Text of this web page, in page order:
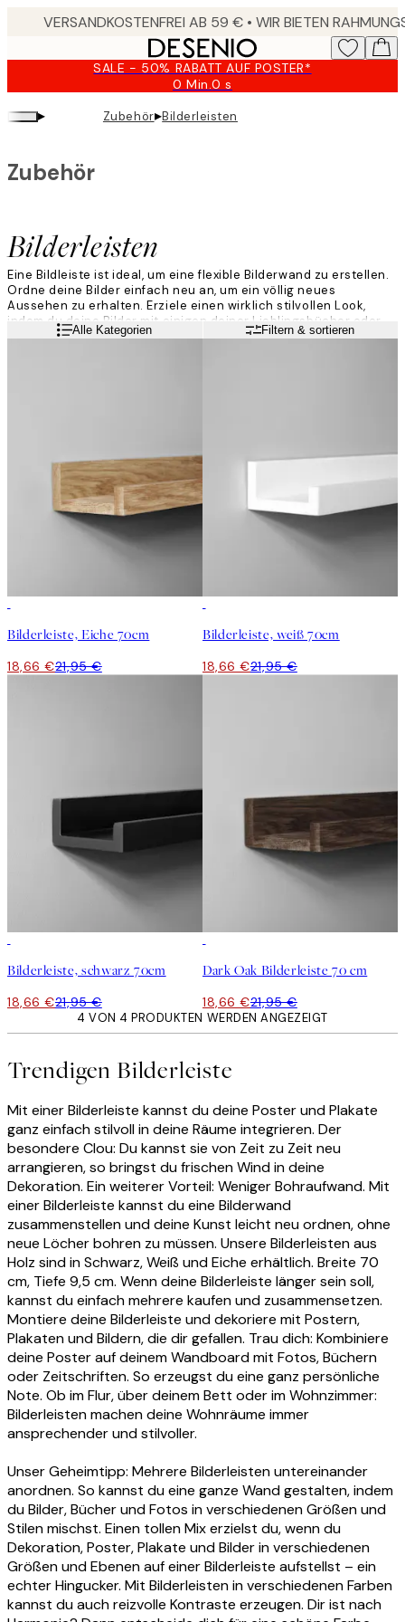
SALE - 50% RABATT AUF POSTER*
0 Min.0 s
Gültig
bis:
2026-
▸ Zubehör▸Bilderleisten
Bilderleisten
Zubehör
Eine Bildleiste ist ideal, um eine flexible Bilderwand zu erstellen.
Ordne deine Bilder einfach neu an, um ein völlig neues
Aussehen zu erhalten. Erziele einen wirklich stilvollen Look,
indem du deine Bilder mit einigen deiner Lieblingsbücher oder
Zeitungen kombinierst. In der Küche beispielsweise kannst du
WeiterlesenAlle Kategorien Filtern & sortieren
Bilderleiste, Eiche 70cm
18,66 €21,95 €
Bilderleiste, weiß 70cm
18,66 €21,95 €
Bilderleiste, schwarz 70cm
18,66 €21,95 €
Dark Oak Bilderleiste 70 cm
18,66 €21,95 €
4 VON 4 PRODUKTEN WERDEN ANGEZEIGT
Trendigen Bilderleiste
Mit einer Bilderleiste kannst du deine Poster und Plakate
ganz einfach stilvoll in deine Räume integrieren. Der
besondere Clou: Du kannst sie von Zeit zu Zeit neu
arrangieren, so bringst du frischen Wind in deine
Dekoration. Ein weiterer Vorteil: Weniger Bohraufwand. Mit
einer Bilderleiste kannst du eine Bilderwand
zusammenstellen und deine Kunst leicht neu ordnen, ohne
neue Löcher bohren zu müssen. Unsere Bilderleisten aus
Holz sind in Schwarz, Weiß und Eiche erhältlich. Breite 70
cm, Tiefe 9,5 cm. Wenn deine Bilderleiste länger sein soll,
kannst du einfach mehrere kaufen und zusammensetzen.
Montiere deine Bilderleiste und dekoriere mit Postern,
Plakaten und Bildern, die dir gefallen. Trau dich: Kombiniere
deine Poster auf deinem Wandboard mit Fotos, Büchern
oder Zeitschriften. So erzeugst du eine ganz persönliche
Note. Ob im Flur, über deinem Bett oder im Wohnzimmer:
Bilderleisten machen deine Wohnräume immer
ansprechender und stilvoller.
Unser Geheimtipp: Mehrere Bilderleisten untereinander
anordnen. So kannst du eine ganze Wand gestalten, indem
du Bilder, Bücher und Fotos in verschiedenen Größen und
Stilen mischst. Einen tollen Mix erzielst du, wenn du
Dekoration, Poster, Plakate und Bilder in verschiedenen
Größen und Ebenen auf einer Bilderleiste aufstellst – ein
echter Hingucker. Mit Bilderleisten in verschiedenen Farben
kannst du auch reizvolle Kontraste erzeugen. Dir ist nach